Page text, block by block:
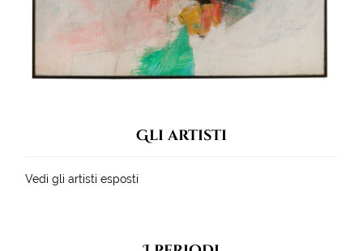
Gli artisti
Vedi gli artisti esposti